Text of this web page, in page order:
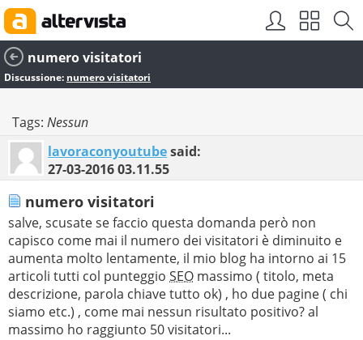
numero visitatori
Discussione: numero visitatori
Tags: Nessun
lavoraconyoutubesaid:
27-03-201603.11.55
numero visitatori
salve, scusate se faccio questa domanda però non
capisco come mai il numero dei visitatori è diminuito e
aumenta molto lentamente, il mio blog ha intorno ai 15
articoli tutti col punteggio SEO massimo ( titolo, meta
descrizione, parola chiave tutto ok) , ho due pagine ( chi
siamo etc.) , come mai nessun risultato positivo? al
massimo ho raggiunto 50 visitatori...